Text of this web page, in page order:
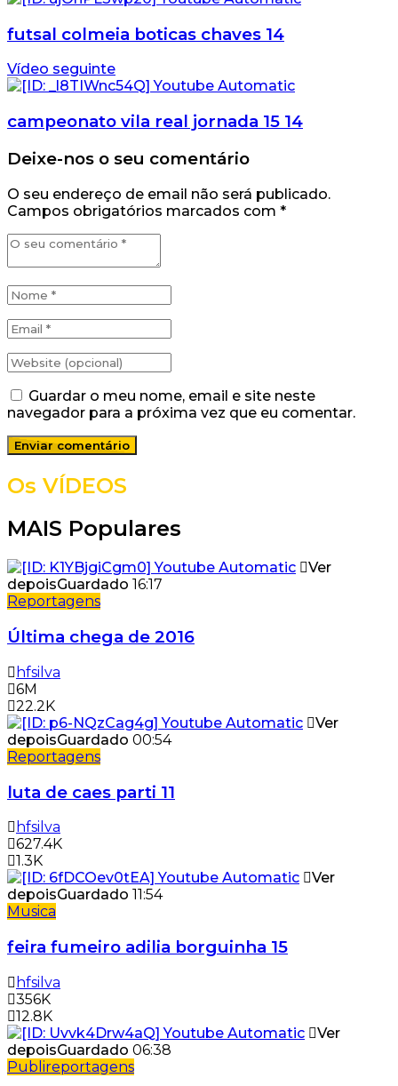
futsal colmeia boticas chaves 14
Vídeo seguinte
campeonato vila real jornada 15 14
Deixe-nos o seu comentário
O seu endereço de email não será publicado.
Campos obrigatórios marcados com *
Guardar o meu nome, email e site neste
navegador para a próxima vez que eu comentar.
Os VÍDEOS
MAIS Populares
Ver
depoisGuardado 16:17
Reportagens
Última chega de 2016
hfsilva
6M
22.2K
Ver
depoisGuardado 00:54
Reportagens
luta de caes parti 11
hfsilva
627.4K
1.3K
Ver
depoisGuardado 11:54
Musica
feira fumeiro adilia borguinha 15
hfsilva
356K
12.8K
Ver
depoisGuardado 06:38
Publireportagens